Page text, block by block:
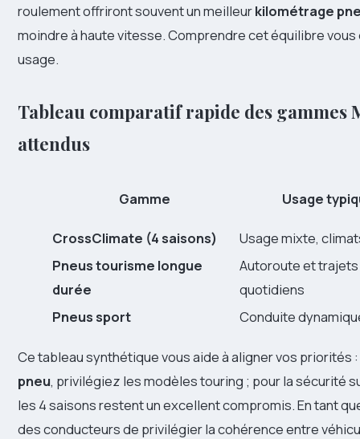
roulement offriront souvent un meilleurkilométrage
moindre à haute vitesse. Comprendre cet équilibre
usage.
Tableau comparatif rapide des
attendus
Gamme Usage
CrossClimate (4 saisons)
Usage mixte,
Pneus tourisme longue
durée
Autoroute et trajets
quotidiens
Pneus sport
Conduite
Ce tableau synthétique vous aide à aligner vos
pneu, privilégiez les modèles touring ; pour la sécurité
les 4 saisons restent un excellent compromis. En tant
des conducteurs de privilégier la cohérence entre